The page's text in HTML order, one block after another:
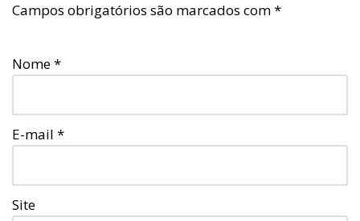
Campos obrigatórios são marcados com*
Nome*
E-mail *
Site